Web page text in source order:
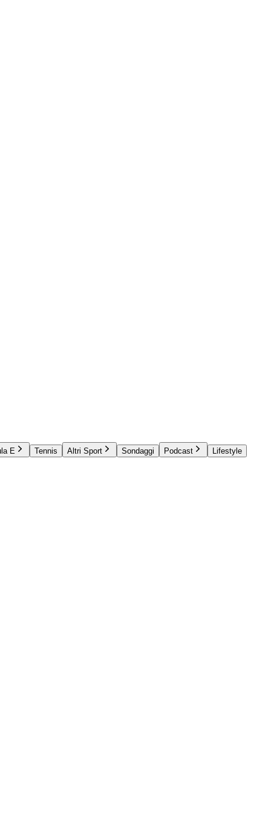
E Tennis Altri Sport Sondaggi Podcast Lifestyle